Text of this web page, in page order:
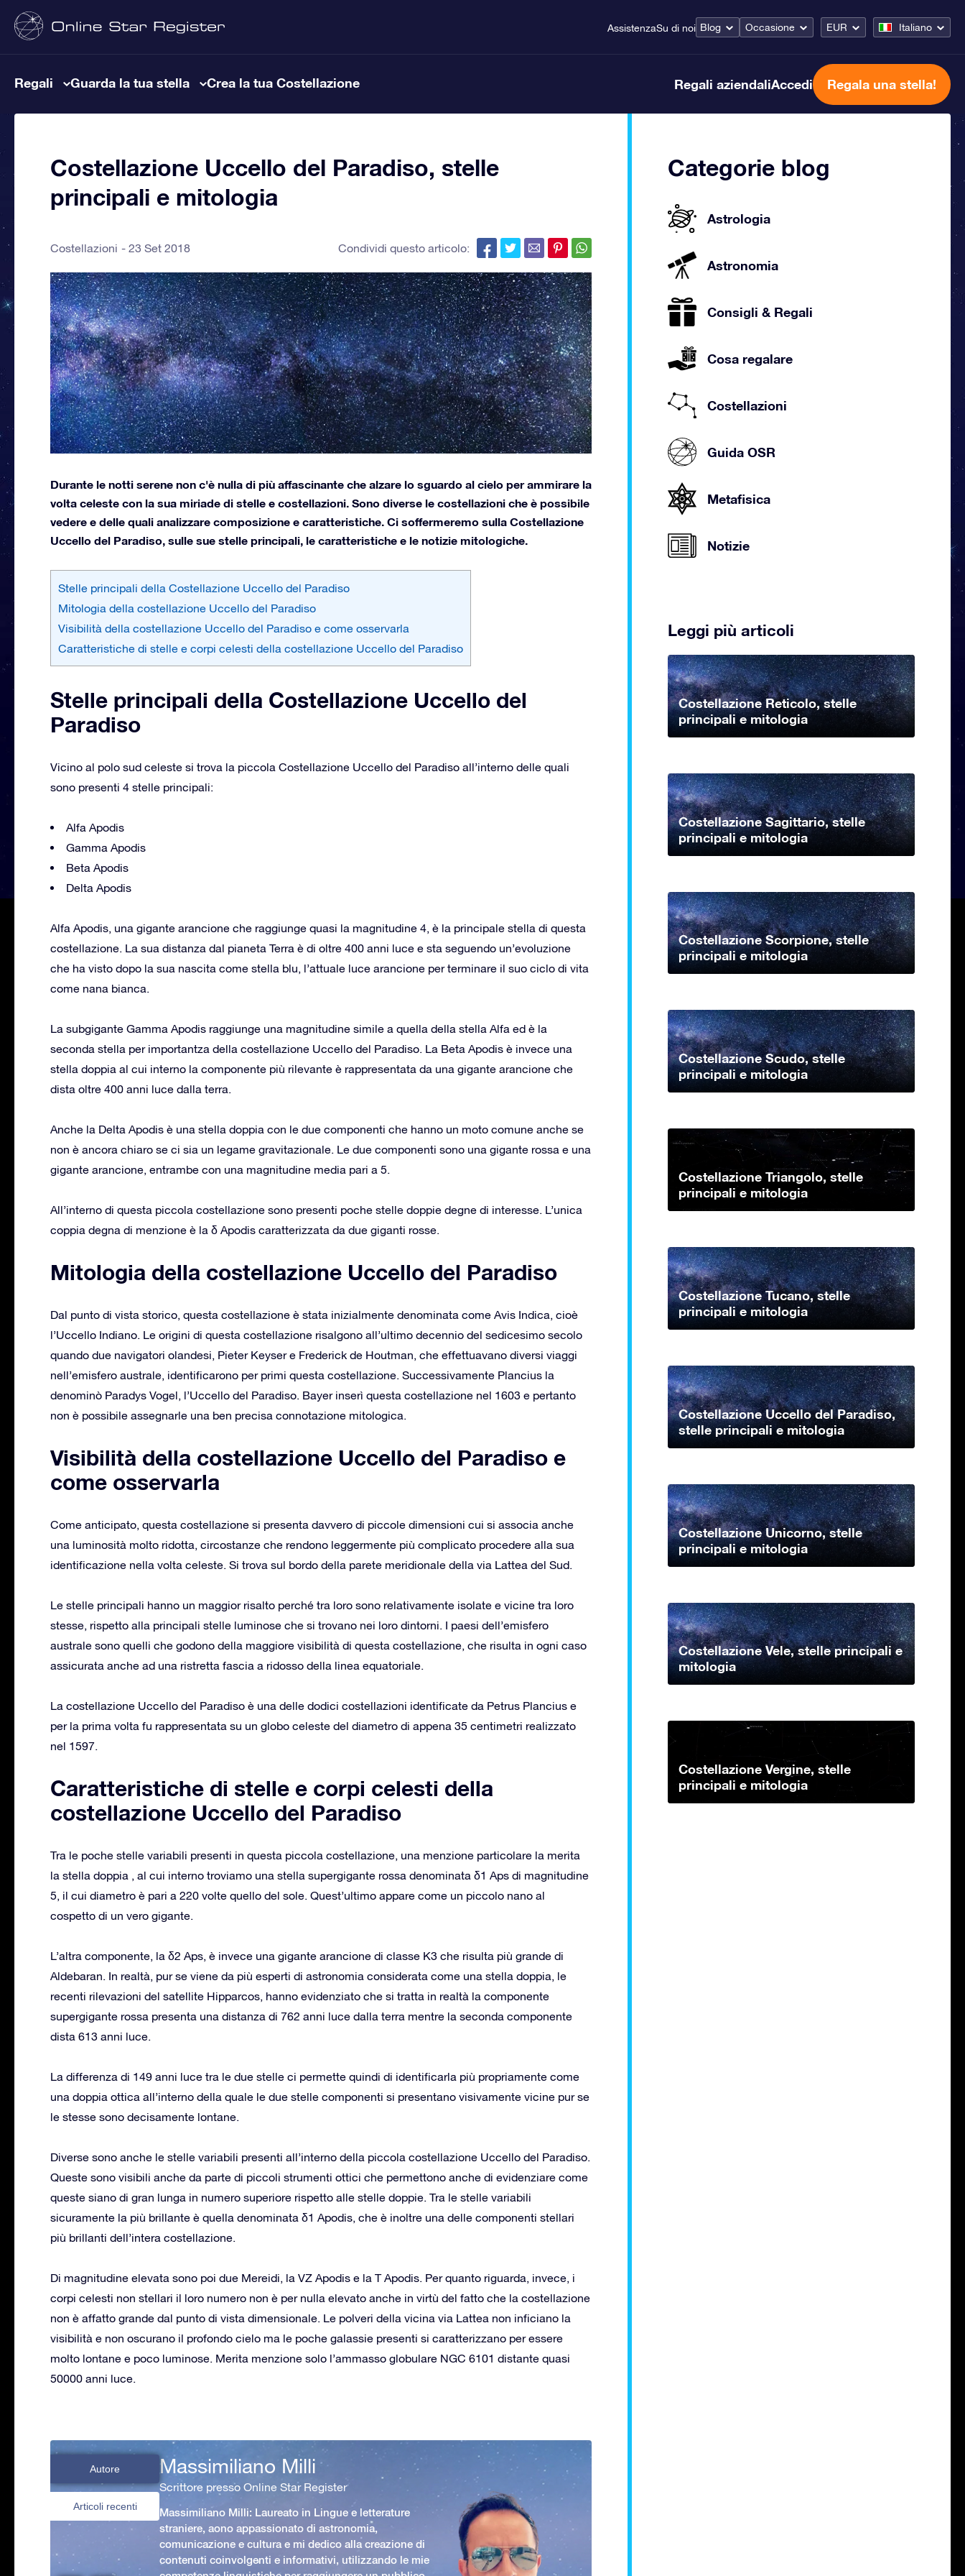
AssistenzaSu di noi Blog Occasione EUR Italiano
Regali Guarda la tua stella Crea la tua Costellazione Regali aziendaliAccedi Regala una stella!
Costellazione Uccello del Paradiso, stelle
principali e mitologia
Costellazioni 23 Set 2018 Condividi questo articolo:
Durante le notti serene non c'è nulla di più affascinante che alzare lo sguardo al cielo per ammirare la
volta celeste con la sua miriade di stelle e costellazioni. Sono diverse le costellazioni che è possibile
vedere e delle quali analizzare composizione e caratteristiche. Ci soffermeremo sulla Costellazione
Uccello del Paradiso, sulle sue stelle principali, le caratteristiche e le notizie mitologiche.
Stelle principali della Costellazione Uccello del Paradiso
Mitologia della costellazione Uccello del Paradiso
Visibilità della costellazione Uccello del Paradiso e come osservarla
Caratteristiche di stelle e corpi celesti della costellazione Uccello del Paradiso
Stelle principali della Costellazione Uccello del
Paradiso
Vicino al polo sud celeste si trova la piccola Costellazione Uccello del Paradiso all’interno delle quali
sono presenti 4 stelle principali:
Alfa Apodis
Gamma Apodis
Beta Apodis
Delta Apodis
Alfa Apodis, una gigante arancione che raggiunge quasi la magnitudine 4, è la principale stella di questa
costellazione. La sua distanza dal pianeta Terra è di oltre 400 anni luce e sta seguendo un’evoluzione
che ha visto dopo la sua nascita come stella blu, l’attuale luce arancione per terminare il suo ciclo di vita
come nana bianca.
La subgigante Gamma Apodis raggiunge una magnitudine simile a quella della stella Alfa ed è la
seconda stella per importantza della costellazione Uccello del Paradiso. La Beta Apodis è invece una
stella doppia al cui interno la componente più rilevante è rappresentata da una gigante arancione che
dista oltre 400 anni luce dalla terra.
Anche la Delta Apodis è una stella doppia con le due componenti che hanno un moto comune anche se
non è ancora chiaro se ci sia un legame gravitazionale. Le due componenti sono una gigante rossa e una
gigante arancione, entrambe con una magnitudine media pari a 5.
All’interno di questa piccola costellazione sono presenti poche stelle doppie degne di interesse. L’unica
coppia degna di menzione è la δ Apodis caratterizzata da due giganti rosse.
Mitologia della costellazione Uccello del Paradiso
Dal punto di vista storico, questa costellazione è stata inizialmente denominata come Avis Indica, cioè
l’Uccello Indiano. Le origini di questa costellazione risalgono all’ultimo decennio del sedicesimo secolo
quando due navigatori olandesi, Pieter Keyser e Frederick de Houtman, che effettuavano diversi viaggi
nell’emisfero australe, identificarono per primi questa costellazione. Successivamente Plancius la
denominò Paradys Vogel, l’Uccello del Paradiso. Bayer inserì questa costellazione nel 1603 e pertanto
non è possibile assegnarle una ben precisa connotazione mitologica.
Visibilità della costellazione Uccello del Paradiso e
come osservarla
Come anticipato, questa costellazione si presenta davvero di piccole dimensioni cui si associa anche
una luminosità molto ridotta, circostanze che rendono leggermente più complicato procedere alla sua
identificazione nella volta celeste. Si trova sul bordo della parete meridionale della via Lattea del Sud.
Le stelle principali hanno un maggior risalto perché tra loro sono relativamente isolate e vicine tra loro
stesse, rispetto alla principali stelle luminose che si trovano nei loro dintorni. I paesi dell’emisfero
australe sono quelli che godono della maggiore visibilità di questa costellazione, che risulta in ogni caso
assicurata anche ad una ristretta fascia a ridosso della linea equatoriale.
La costellazione Uccello del Paradiso è una delle dodici costellazioni identificate da Petrus Plancius e
per la prima volta fu rappresentata su un globo celeste del diametro di appena 35 centimetri realizzato
nel 1597.
Caratteristiche di stelle e corpi celesti della
costellazione Uccello del Paradiso
Tra le poche stelle variabili presenti in questa piccola costellazione, una menzione particolare la merita
la stella doppia , al cui interno troviamo una stella supergigante rossa denominata δ1 Aps di magnitudine
5, il cui diametro è pari a 220 volte quello del sole. Quest’ultimo appare come un piccolo nano al
cospetto di un vero gigante.
L’altra componente, la δ2 Aps, è invece una gigante arancione di classe K3 che risulta più grande di
Aldebaran. In realtà, pur se viene da più esperti di astronomia considerata come una stella doppia, le
recenti rilevazioni del satellite Hipparcos, hanno evidenziato che si tratta in realtà la componente
supergigante rossa presenta una distanza di 762 anni luce dalla terra mentre la seconda componente
dista 613 anni luce.
La differenza di 149 anni luce tra le due stelle ci permette quindi di identificarla più propriamente come
una doppia ottica all’interno della quale le due stelle componenti si presentano visivamente vicine pur se
le stesse sono decisamente lontane.
Diverse sono anche le stelle variabili presenti all’interno della piccola costellazione Uccello del Paradiso.
Queste sono visibili anche da parte di piccoli strumenti ottici che permettono anche di evidenziare come
queste siano di gran lunga in numero superiore rispetto alle stelle doppie. Tra le stelle variabili
sicuramente la più brillante è quella denominata δ1 Apodis, che è inoltre una delle componenti stellari
più brillanti dell’intera costellazione.
Di magnitudine elevata sono poi due Mereidi, la VZ Apodis e la T Apodis. Per quanto riguarda, invece, i
corpi celesti non stellari il loro numero non è per nulla elevato anche in virtù del fatto che la costellazione
non è affatto grande dal punto di vista dimensionale. Le polveri della vicina via Lattea non inficiano la
visibilità e non oscurano il profondo cielo ma le poche galassie presenti si caratterizzano per essere
molto lontane e poco luminose. Merita menzione solo l’ammasso globulare NGC 6101 distante quasi
50000 anni luce.
Autore
Articoli recenti
Massimiliano Milli
Scrittore presso Online Star Register
Massimiliano Milli: Laureato in Lingue e letterature
straniere, aono appassionato di astronomia,
comunicazione e cultura e mi dedico alla creazione di
contenuti coinvolgenti e informativi, utilizzando le mie
Categorie blog
Astrologia
Astronomia
Consigli & Regali
Cosa regalare
Costellazioni
Guida OSR
Metafisica
Notizie
Leggi più articoli
Costellazione Reticolo, stelle
principali e mitologia
Costellazione Sagittario, stelle
principali e mitologia
Costellazione Scorpione, stelle
principali e mitologia
Costellazione Scudo, stelle
principali e mitologia
Costellazione Triangolo, stelle
principali e mitologia
Costellazione Tucano, stelle
principali e mitologia
Costellazione Uccello del Paradiso,
stelle principali e mitologia
Costellazione Unicorno, stelle
principali e mitologia
Costellazione Vele, stelle principali e
mitologia
Costellazione Vergine, stelle
principali e mitologia